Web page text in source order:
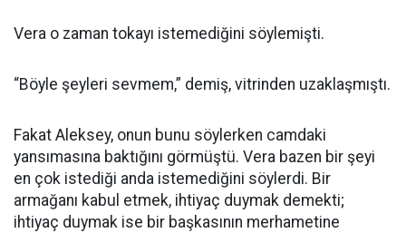
Vera o zaman tokayı istemediğini söylemişti.
“Böyle şeyleri sevmem,” demiş, vitrinden uzaklaşmıştı.
Fakat Aleksey, onun bunu söylerken camdaki
yansımasına baktığını görmüştü. Vera bazen bir şeyi
en çok istediği anda istemediğini söylerdi. Bir
armağanı kabul etmek, ihtiyaç duymak demekti;
ihtiyaç duymak ise bir başkasının merhametine